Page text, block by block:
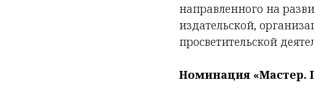
направленного на
издательской,
просветительской
Номинация «Мастер.